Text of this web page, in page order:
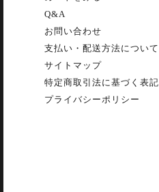
Q&A
お問い合わせ
支払い・配送方法について
サイトマップ
特定商取引法に基づく表記
プライバシーポリシー